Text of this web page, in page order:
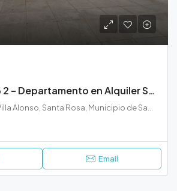
Camussi N° 176 2 – Departamento en Alquiler Santa Rosa
Email